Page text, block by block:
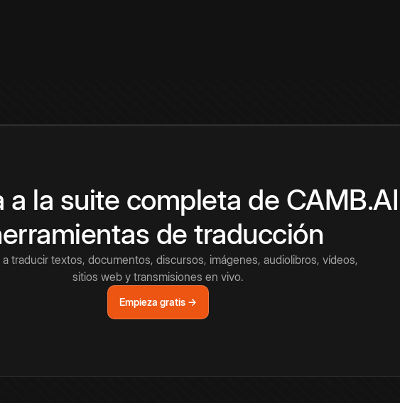
a la suite completa de CAMB.AI
de traducción
a traducir textos, documentos, discursos, imágenes, audiolibros, vídeos,
sitios web y transmisiones en vivo.
Empieza gratis →